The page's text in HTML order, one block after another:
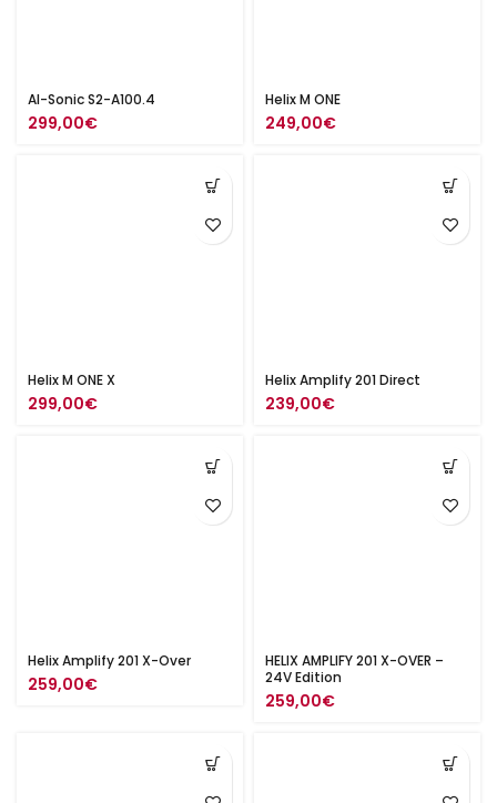
AI-Sonic S2-A100.4
299,00€
Helix M ONE
249,00€
Helix M ONE X
299,00€
Helix Amplify 201 Direct
239,00€
Helix Amplify 201 X-Over
259,00€
HELIX AMPLIFY 201 X-OVER –
24V Edition
259,00€